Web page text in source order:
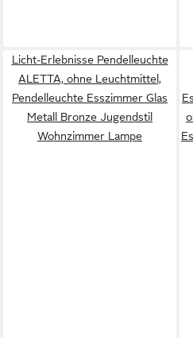
Licht-Erlebnisse Pendelleuchte
ALETTA, ohne Leuchtmittel,
Pendelleuchte Esszimmer Glas
Metall Bronze Jugendstil
Wohnzimmer Lampe